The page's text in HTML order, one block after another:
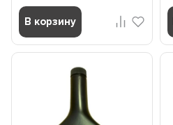
В корзину